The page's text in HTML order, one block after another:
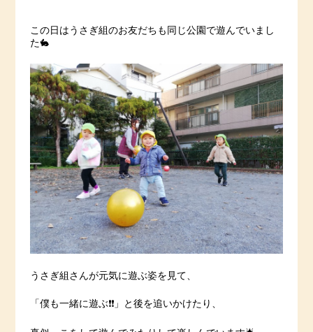
この日はうさぎ組のお友だちも同じ公園で遊んでいまし
た🐇
うさぎ組さんが元気に遊ぶ姿を見て、
「僕も一緒に遊ぶ❗️❗️」と後を追いかけたり、